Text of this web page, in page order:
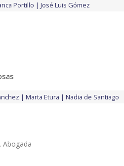
Portillo José Luis Gómez
Marta Etura Nadia de Santiago
Abogada